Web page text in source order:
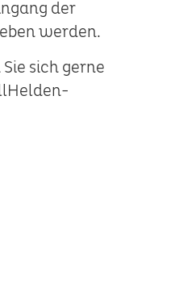
der
werden.
sich gerne